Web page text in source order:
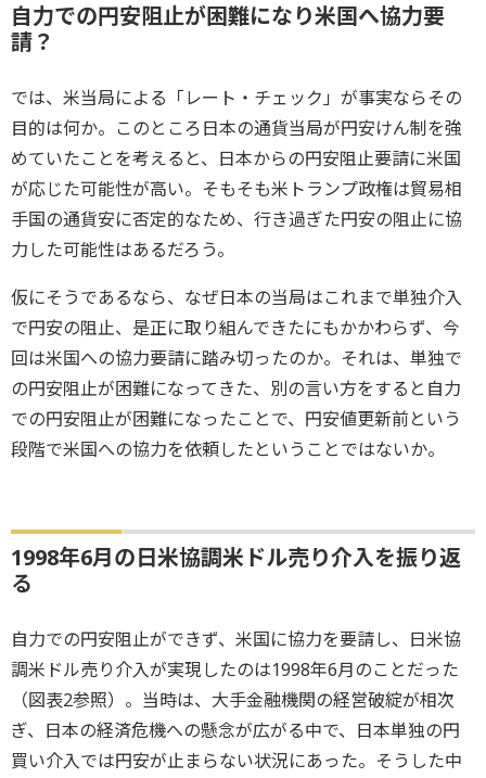
自力での円安阻止が困難になり米国へ協力要
請？
では、米当局による「レート・チェック」が事実ならその
目的は何か。このところ日本の通貨当局が円安けん制を強
めていたことを考えると、日本からの円安阻止要請に米国
が応じた可能性が高い。そもそも米トランプ政権は貿易相
手国の通貨安に否定的なため、行き過ぎた円安の阻止に協
力した可能性はあるだろう。
仮にそうであるなら、なぜ日本の当局はこれまで単独介入
で円安の阻止、是正に取り組んできたにもかかわらず、今
回は米国への協力要請に踏み切ったのか。それは、単独で
の円安阻止が困難になってきた、別の言い方をすると自力
での円安阻止が困難になったことで、円安値更新前という
段階で米国への協力を依頼したということではないか。
1998年6月の日米協調米ドル売り介入を振り返
る
自力での円安阻止ができず、米国に協力を要請し、日米協
調米ドル売り介入が実現したのは1998年6月のことだった
（図表2参照）。当時は、大手金融機関の経営破綻が相次
ぎ、日本の経済危機への懸念が広がる中で、日本単独の円
買い介入では円安が止まらない状況にあった。そうした中